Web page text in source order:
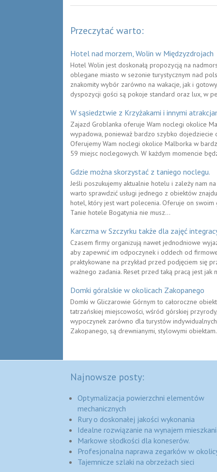
Przeczytać warto:
Hotel nad morzem, Wolin w Międzyzdrojach
Hotel Wolin jest doskonałą propozycją na
oblegane miasto w sezonie turystycznym nad
znakomity wybór zarówno na wakacje, jak i
dyspozycji gości są pokoje standard oraz lux, w
W sąsiedztwie z Krzyżakami i innymi
Zajazd Groblanka oferuje Wam noclegi okolice
wypadowa, ponieważ bardzo szybko dojedziecie
Oferujemy Wam noclegi okolice Malborka w
59 miejsc noclegowych. W każdym momencie
Gdzie można skorzystać z taniego noclegu.
Jeśli poszukujemy aktualnie hotelu i zależy nam
warto sprawdzić usługi jednego z obiektów
hotel, który jest wart polecenia. Oferuje on
Tanie hotele Bogatynia nie musz...
Karczma w Szczyrku także dla zajęć
Czasem firmy organizują nawet jednodniowe
aby zapewnić im odpoczynek i oddech od
praktykowane na przykład przed podjęciem się
ważnego zadania. Reset przed taką pracą jest jak
Domki góralskie w okolicach Zakopanego
Domki w Gliczarowie Górnym to całoroczne
tatrzańskiej miejscowości, wśród górskiej
wypoczynek zarówno dla turystów
Zakopanego, są drewnianymi, stylowymi
Najnowsze posty:
Optymalizacja powierzchni elementów
mechanicznych
Rury o doskonałej jakości wykonania
Idealne rozwiązanie na wynajem
Markowe słodkości dla koneserów.
Profesjonalna naprawa zegarków w
Tajemnicze szlaki na obrzeżach sieci